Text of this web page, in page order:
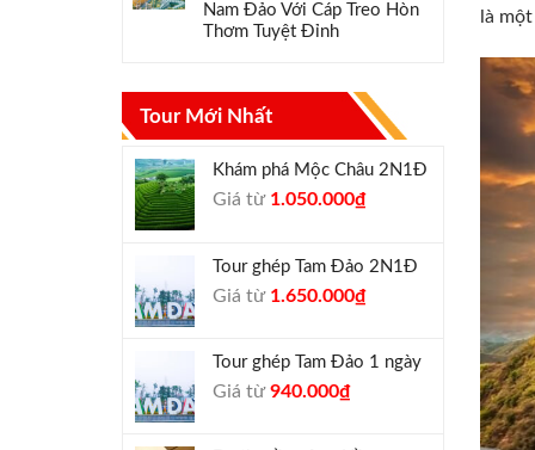
Nam Đảo Với Cáp Treo Hòn
Thơm Tuyệt Đỉnh
Tour Mới Nhất
Khám phá Mộc Châu 2N1Đ
Giá từ Giá
1.300.000₫.
1.050.000₫Giá
là:
Tour ghép Tam Đảo 2N1Đ
Giá từ Giá
1.800.000₫.
1.650.000₫Giá
là:
Tour ghép Tam Đảo 1 ngày
Giá từGiá
940.000₫Giá
là